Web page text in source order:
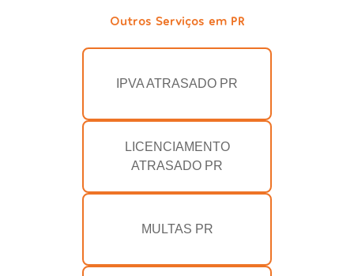
Outros Serviços em PR
IPVA ATRASADO PR
LICENCIAMENTO
ATRASADO PR
MULTAS PR